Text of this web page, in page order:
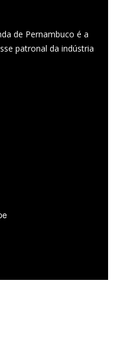
de Pernambuco é a
patronal da indústria